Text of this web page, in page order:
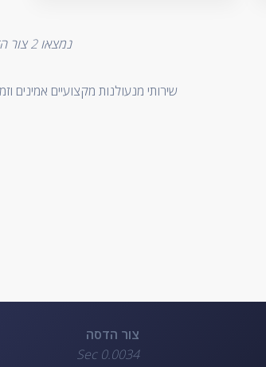
נמצאו2צור
שירותי מנעולנות מקצועיים אמינים וזמינים און
צור הדסה
0.0034 Sec